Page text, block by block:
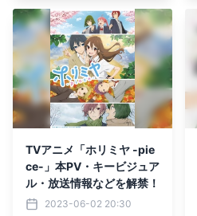
TVアニメ「ホリミヤ -pie
ce-」本PV・キービジュア
ル・放送情報などを解禁！
2023-06-02 20:30